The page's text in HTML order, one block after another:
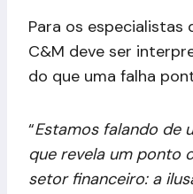
Para os especialistas
C&M deve ser
do que uma falha
“Estamos falando de
que revela um ponto
setor financeiro: a